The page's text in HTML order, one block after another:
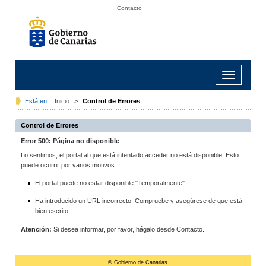
Contacto
Toggle
navigation
Está en: Inicio > Control de Errores
Control de Errores
Error 500: Página no disponible
Lo sentimos, el portal al que está intentado acceder no está disponible. Esto
puede ocurrir por varios motivos:
El portal puede no estar disponible "Temporalmente".
Ha introducido un URL incorrecto. Compruebe y asegúrese de que está
bien escrito.
Atención: Si desea informar, por favor, hágalo desde Contacto.
© Gobierno de Canarias